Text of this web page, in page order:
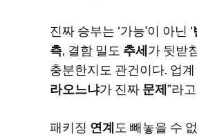
진짜 승부는 ‘가능’이 아닌 ‘
측, 결함 밀도 추세가 뒷받
충분한지도 관건이다. 업
라오느냐가 진짜 문제”라
패키징 연계도 빼놓을 수